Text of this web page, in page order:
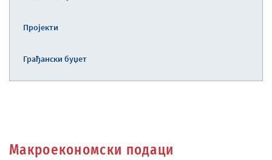
Пројекти
Грађански буџет
Макроекономски подаци